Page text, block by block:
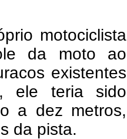
motociclista
da moto ao
existentes
ele teria sido
a dez metros,
da pista.